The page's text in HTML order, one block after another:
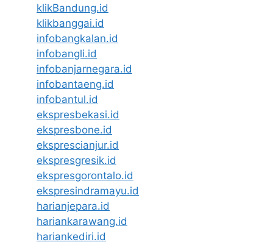
klikBandung.id
klikbanggai.id
infobangkalan.id
infobangli.id
infobanjarnegara.id
infobantaeng.id
infobantul.id
ekspresbekasi.id
ekspresbone.id
eksprescianjur.id
ekspresgresik.id
ekspresgorontalo.id
ekspresindramayu.id
harianjepara.id
hariankarawang.id
hariankediri.id